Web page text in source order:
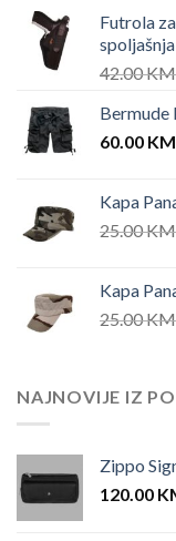
Futrola
42.00KM
Bermude
60.00 KM
Kapa
25.00KM
Kapa
25.00KM
NAJNOVIJE IZ
Zippo
120.00